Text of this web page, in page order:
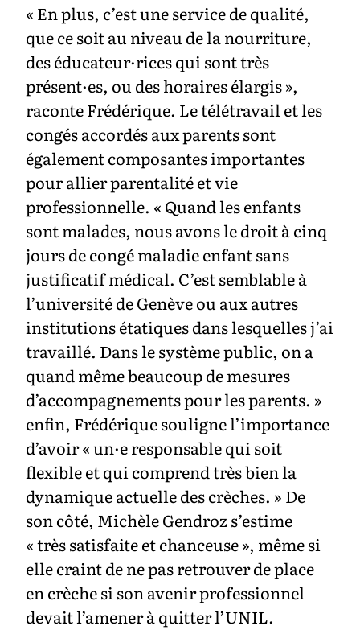
« En plus, c’est une service de qualité,
que ce soit au niveau de la nourriture,
des éducateur·rices qui sont très
présent·es, ou des horaires élargis »,
raconte Frédérique. Le télétravail et les
congés accordés aux parents sont
également composantes importantes
pour allier parentalité et vie
professionnelle. « Quand les enfants
sont malades, nous avons le droit à cinq
jours de congé maladie enfant sans
justificatif médical. C’est semblable à
l’université de Genève ou aux autres
institutions étatiques dans lesquelles j’ai
travaillé. Dans le système public, on a
quand même beaucoup de mesures
d’accompagnements pour les parents. »
enfin, Frédérique souligne l’importance
d’avoir « un·e responsable qui soit
flexible et qui comprend très bien la
dynamique actuelle des crèches. » De
son côté, Michèle Gendroz s’estime
« très satisfaite et chanceuse », même si
elle craint de ne pas retrouver de place
en crèche si son avenir professionnel
devait l’amener à quitter l’UNIL.